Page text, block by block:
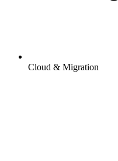
Cloud & Migration